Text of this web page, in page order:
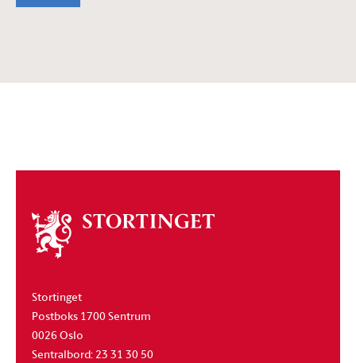
Om
stortinget
Stortinget
Postboks 1700 Sentrum
0026 Oslo
Sentralbord: 23 31 30 50